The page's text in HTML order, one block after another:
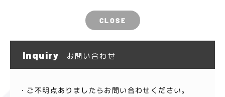
CLOSE
Inquiry お問い合わせ
ご不明点ありましたらお問い合わせください。